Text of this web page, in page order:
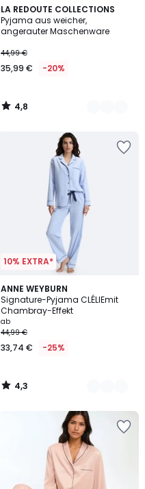
LA REDOUTE COLLECTIONS
Pyjama aus weicher,
angerauter Maschenware
44,99 €
35,99 € -20%
4,8
/ 5
2
Farben
4,8
/
10% EXTRA*
ANNE WEYBURN
Signature-Pyjama CLÉLIEmit
Chambray-Effekt
ab
44,99 €
33,74 € -25%
4,3
/ 5
2
Farben
4,3
/